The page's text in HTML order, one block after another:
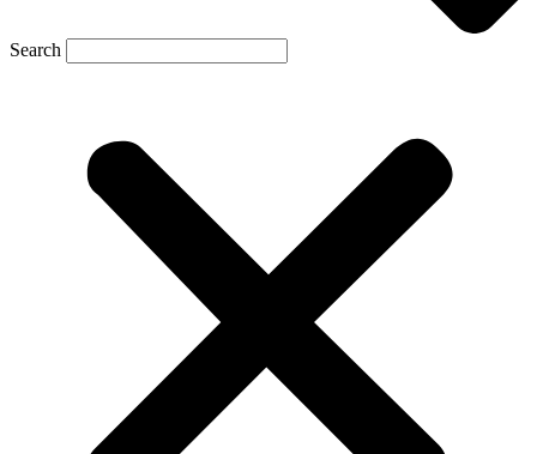
Search